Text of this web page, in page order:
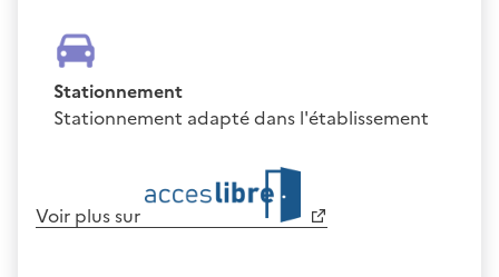
Stationnement
Stationnement adapté dans l'établissement
Voir plus sur